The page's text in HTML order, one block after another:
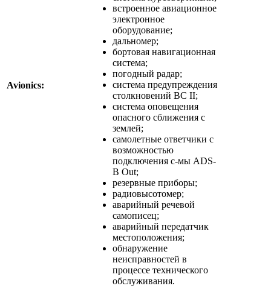
Avionics:
встроенное авиационное
электронное
оборудование;
дальномер;
бортовая навигационная
система;
погодный радар;
система предупреждения
столкновений ВС II;
система оповещения
опасного сближения с
землей;
самолетные ответчики с
возможностью
подключения с-мы ADS-
B Out;
резервные приборы;
радиовысотомер;
аварийный речевой
самописец;
аварийный передатчик
местоположения;
обнаружение
неисправностей в
процессе технического
обслуживания.